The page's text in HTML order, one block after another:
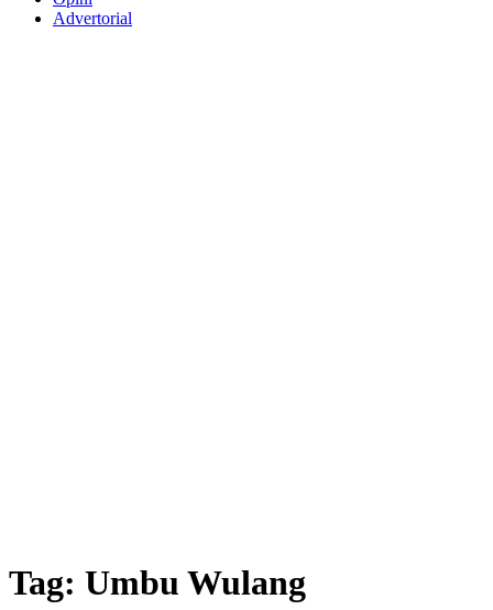
Advertorial
Tag: Umbu Wulang